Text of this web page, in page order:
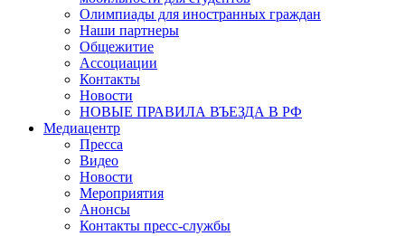
Олимпиады для иностранных граждан
Наши партнеры
Общежитие
Ассоциации
Контакты
Новости
НОВЫЕ ПРАВИЛА ВЪЕЗДА В РФ
Медиацентр
Пресса
Видео
Новости
Мероприятия
Анонсы
Контакты пресс-службы